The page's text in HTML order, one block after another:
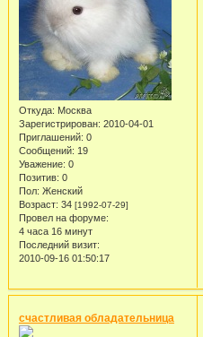
Откуда: Москва
Зарегистрирован: 2010-04-01
Приглашений: 0
Сообщений: 19
Уважение: 0
Позитив: 0
Пол: Женский
Возраст: 34 [1992-07-29]
Провел на форуме:
4 часа 16 минут
Последний визит:
2010-09-16 01:50:17
счастливая обладательница